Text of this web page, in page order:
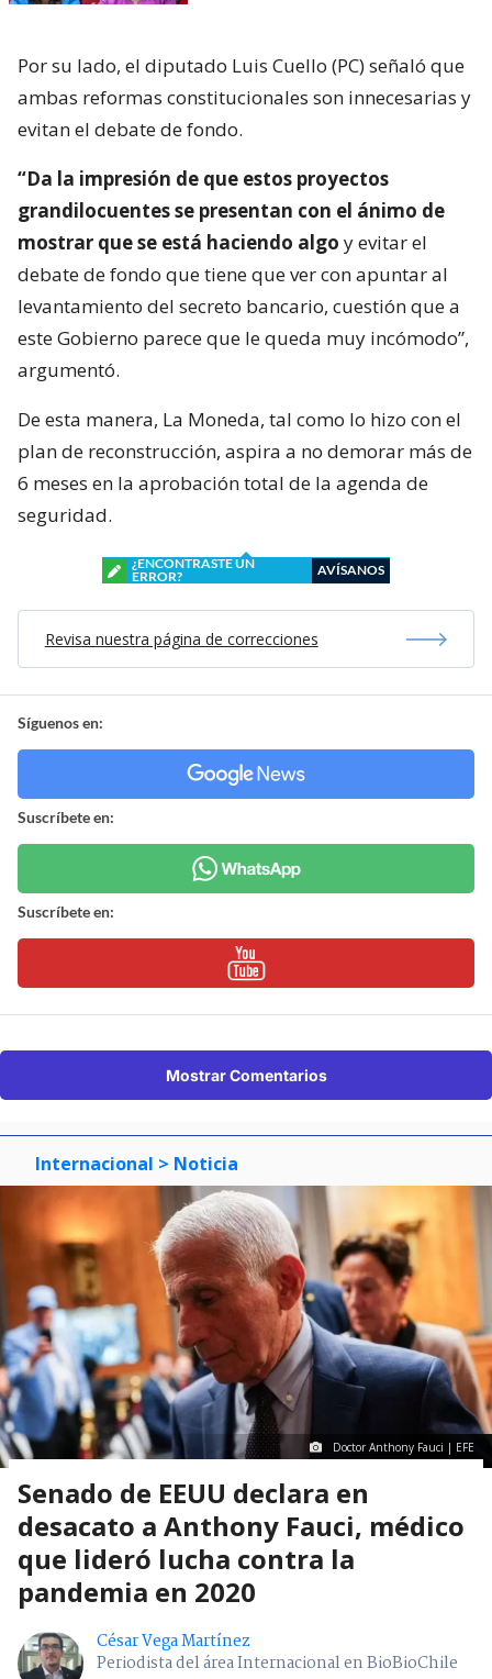
Por su lado, el diputado Luis Cuello (PC) señaló que
ambas reformas constitucionales son innecesarias y
evitan el debate de fondo.
“Da la impresión de que estos proyectos
grandilocuentes se presentan con el ánimo de
mostrar que se está haciendo algo y evitar el
debate de fondo que tiene que ver con apuntar al
levantamiento del secreto bancario, cuestión que a
este Gobierno parece que le queda muy incómodo”,
argumentó.
De esta manera, La Moneda, tal como lo hizo con el
plan de reconstrucción, aspira a no demorar más de
6 meses en la aprobación total de la agenda de
seguridad.
¿ENCONTRASTE UN
ERROR?
AVÍSANOS
Revisa nuestra página de correcciones
Síguenos en:
Suscríbete en:
Suscríbete en:
Mostrar Comentarios
Internacional > Noticia
Doctor Anthony Fauci | EFE
Senado de EEUU declara en
desacato a Anthony Fauci, médico
que lideró lucha contra la
pandemia en 2020
César Vega Martínez
Periodista del área Internacional en BioBioChile